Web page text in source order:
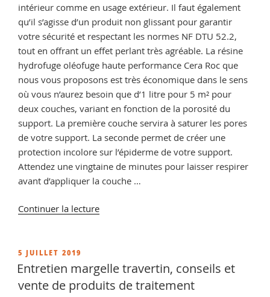
intérieur comme en usage extérieur. Il faut également
qu’il s’agisse d’un produit non glissant pour garantir
votre sécurité et respectant les normes NF DTU 52.2,
tout en offrant un effet perlant très agréable. La résine
hydrofuge oléofuge haute performance Cera Roc que
nous vous proposons est très économique dans le sens
où vous n’aurez besoin que d’1 litre pour 5 m² pour
deux couches, variant en fonction de la porosité du
support. La première couche servira à saturer les pores
de votre support. La seconde permet de créer une
protection incolore sur l’épiderme de votre support.
Attendez une vingtaine de minutes pour laisser respirer
avant d’appliquer la couche …
Continuer la lecturede
et
Oléofuge
PUBLIÉ
LE
5 JUILLET 2019
Entretien margelle travertin, conseils et
vente de produits de traitement